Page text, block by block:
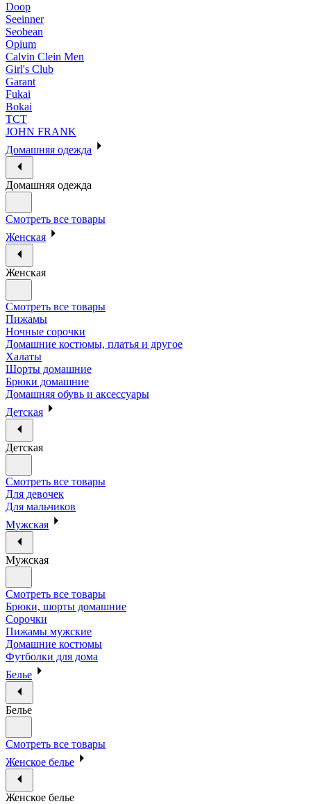
Doop
Seeinner
Seobean
Opium
Calvin Clein Men
Girl's Club
Garant
Fukai
Bokai
ТСТ
JOHN FRANK
Домашняя одежда
Домашняя одежда
Смотреть все товары
Женская
Женская
Смотреть все товары
Пижамы
Ночные сорочки
Домашние костюмы, платья и другое
Халаты
Шорты домашние
Брюки домашние
Домашняя обувь и аксессуары
Детская
Детская
Смотреть все товары
Для девочек
Для мальчиков
Мужская
Мужская
Смотреть все товары
Брюки, шорты домашние
Сорочки
Пижамы мужские
Домашние костюмы
Футболки для дома
Белье
Белье
Смотреть все товары
Женское белье
Женское белье